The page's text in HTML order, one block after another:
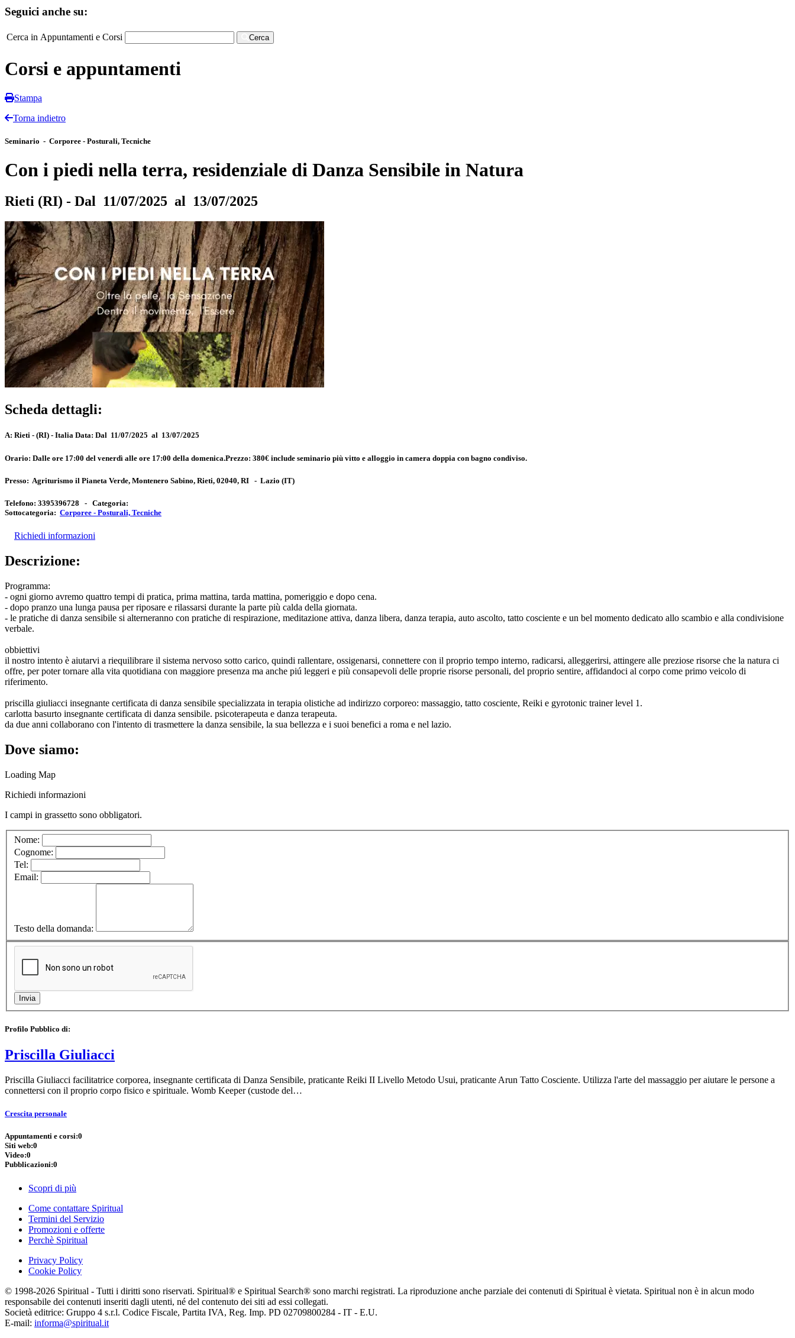
Seguici anche su:
Cerca in Appuntamenti e Corsi Cerca
Corsi e appuntamenti
Stampa
Torna indietro
Seminario - Corporee - Posturali, Tecniche
Con i piedi nella terra, residenziale di Danza Sensibile in Natura
Rieti (RI) - Dal 11/07/2025 al 13/07/2025
Scheda dettagli:
A: Rieti - (RI) - Italia Data: Dal 11/07/2025 al 13/07/2025
Orario: Dalle ore 17:00 del venerdì alle ore 17:00 della domenica.Prezzo: 380€ include seminario più vitto e alloggio in camera doppia con bagno condiviso.
Presso: Agriturismo il Pianeta Verde, Montenero Sabino, Rieti, 02040, RI - Lazio (IT)
Telefono: 3395396728 - Categoria:
Sottocategoria: Corporee - Posturali, Tecniche
Richiedi informazioni
Descrizione:
Programma:
- ogni giorno avremo quattro tempi di pratica, prima mattina, tarda mattina, pomeriggio e dopo cena.
- dopo pranzo una lunga pausa per riposare e rilassarsi durante la parte più calda della giornata.
- le pratiche di danza sensibile si alterneranno con pratiche di respirazione, meditazione attiva, danza libera, danza terapia, auto ascolto, tatto cosciente e un bel momento dedicato allo scambio e alla condivisione
verbale.
obbiettivi
il nostro intento è aiutarvi a riequilibrare il sistema nervoso sotto carico, quindi rallentare, ossigenarsi, connettere con il proprio tempo interno, radicarsi, alleggerirsi, attingere alle preziose risorse che la natura ci
offre, per poter tornare alla vita quotidiana con maggiore presenza ma anche piú leggeri e più consapevoli delle proprie risorse personali, del proprio sentire, affidandoci al corpo come primo veicolo di
riferimento.
priscilla giuliacci insegnante certificata di danza sensibile specializzata in terapia olistiche ad indirizzo corporeo: massaggio, tatto cosciente, Reiki e gyrotonic trainer level 1.
carlotta basurto insegnante certificata di danza sensibile. psicoterapeuta e danza terapeuta.
da due anni collaborano con l'intento di trasmettere la danza sensibile, la sua bellezza e i suoi benefici a roma e nel lazio.
Dove siamo:
Loading Map
Richiedi informazioni
I campi in grassetto sono obbligatori.
Nome:
Cognome:
Tel:
Email:
Testo della domanda:
Profilo Pubblico di:
Priscilla Giuliacci
Priscilla Giuliacci facilitatrice corporea, insegnante certificata di Danza Sensibile, praticante Reiki II Livello Metodo Usui, praticante Arun Tatto Cosciente. Utilizza l'arte del massaggio per aiutare le persone a
connettersi con il proprio corpo fisico e spirituale. Womb Keeper (custode del…
Crescita personale
Appuntamenti e corsi:0
Siti web:0
Video:0
Pubblicazioni:0
Scopri di più
Come contattare Spiritual
Termini del Servizio
Promozioni e offerte
Perchè Spiritual
Privacy Policy
Cookie Policy
© 1998-2026 Spiritual - Tutti i diritti sono riservati. Spiritual® e Spiritual Search® sono marchi registrati. La riproduzione anche parziale dei contenuti di Spiritual è vietata. Spiritual non è in alcun modo
responsabile dei contenuti inseriti dagli utenti, né del contenuto dei siti ad essi collegati.
Società editrice: Gruppo 4 s.r.l. Codice Fiscale, Partita IVA, Reg. Imp. PD 02709800284 - IT - E.U.
E-mail: informa@spiritual.it